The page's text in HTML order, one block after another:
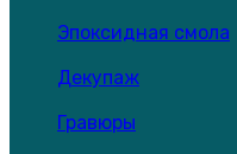
Эпоксидная смола
Декупаж
Гравюры